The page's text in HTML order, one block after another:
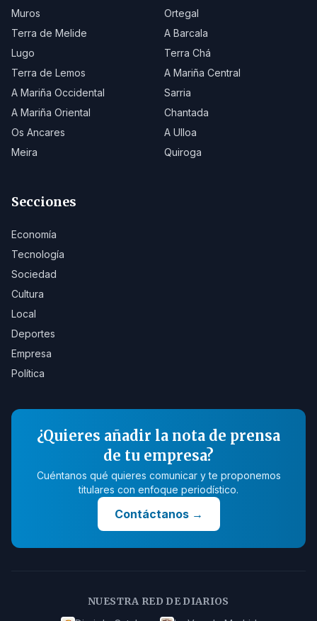
Muros
Ortegal
Terra de Melide
A Barcala
Lugo
Terra Chá
Terra de Lemos
A Mariña Central
A Mariña Occidental
Sarria
A Mariña Oriental
Chantada
Os Ancares
A Ulloa
Meira
Quiroga
Secciones
Economía
Tecnología
Sociedad
Cultura
Local
Deportes
Empresa
Política
¿Quieres añadir la nota de prensa
de tu empresa?
Cuéntanos qué quieres comunicar y te proponemos
titulares con enfoque periodístico.
Contáctanos→
NUESTRA RED DE DIARIOS